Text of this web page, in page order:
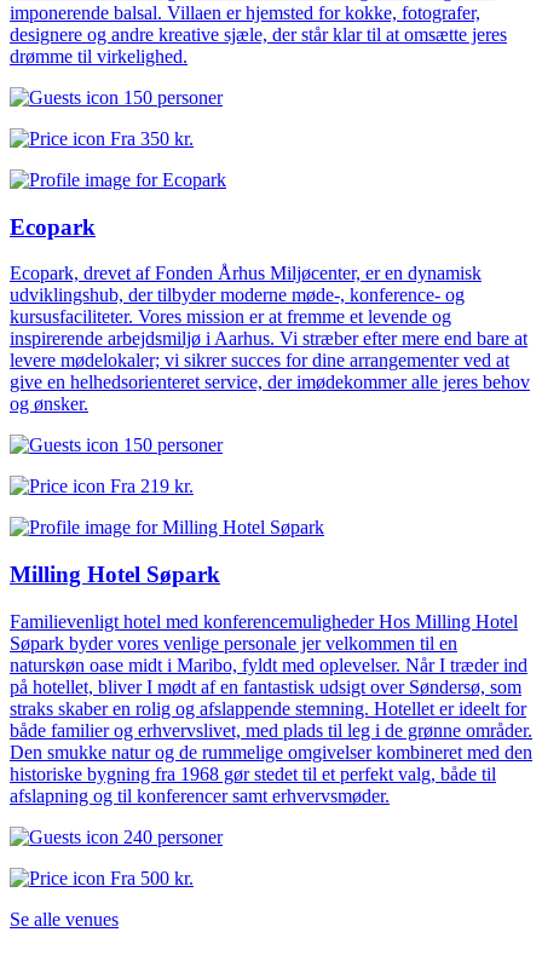
imponerende balsal. Villaen er hjemsted for kokke, fotografer,
designere og andre kreative sjæle, der står klar til at omsætte jeres
drømme til virkelighed.
150 personer
Fra 350 kr.
Ecopark
Ecopark, drevet af Fonden Århus Miljøcenter, er en dynamisk
udviklingshub, der tilbyder moderne møde-, konference- og
kursusfaciliteter. Vores mission er at fremme et levende og
inspirerende arbejdsmiljø i Aarhus. Vi stræber efter mere end bare at
levere mødelokaler; vi sikrer succes for dine arrangementer ved at
give en helhedsorienteret service, der imødekommer alle jeres behov
og ønsker.
150 personer
Fra 219 kr.
Milling Hotel Søpark
Familievenligt hotel med konferencemuligheder Hos Milling Hotel
Søpark byder vores venlige personale jer velkommen til en
naturskøn oase midt i Maribo, fyldt med oplevelser. Når I træder ind
på hotellet, bliver I mødt af en fantastisk udsigt over Søndersø, som
straks skaber en rolig og afslappende stemning. Hotellet er ideelt for
både familier og erhvervslivet, med plads til leg i de grønne områder.
Den smukke natur og de rummelige omgivelser kombineret med den
historiske bygning fra 1968 gør stedet til et perfekt valg, både til
afslapning og til konferencer samt erhvervsmøder.
240 personer
Fra 500 kr.
Se alle venues